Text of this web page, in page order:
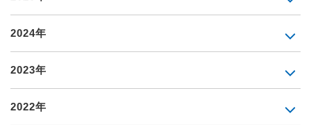
2024年
2023年
2022年